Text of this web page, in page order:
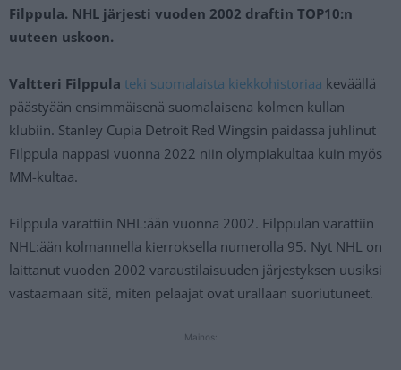
Filppula. NHL järjesti vuoden 2002 draftin TOP10:n
uuteen uskoon.
Valtteri Filppula teki suomalaista kiekkohistoriaa keväällä
päästyään ensimmäisenä suomalaisena kolmen kullan
klubiin. Stanley Cupia Detroit Red Wingsin paidassa juhlinut
Filppula nappasi vuonna 2022 niin olympiakultaa kuin myös
MM-kultaa.
Filppula varattiin NHL:ään vuonna 2002. Filppulan varattiin
NHL:ään kolmannella kierroksella numerolla 95. Nyt NHL on
laittanut vuoden 2002 varaustilaisuuden järjestyksen uusiksi
vastaamaan sitä, miten pelaajat ovat urallaan suoriutuneet.
Mainos: